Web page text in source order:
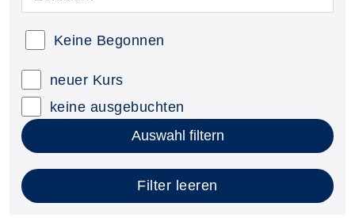
Keine Begonnen
neuer Kurs
keine ausgebuchten
Auswahl filtern
Filter leeren